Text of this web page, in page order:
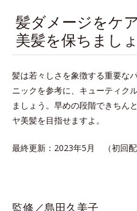
髪ダメージをケ
美髪を保ちまし
髪は若々しさを象徴する重要な
ニックを参考に、キューティク
ましょう。早めの段階できちん
ヤ美髪を目指せますよ。
最終更新：2023年5月 （初回配
監修／島田久美子